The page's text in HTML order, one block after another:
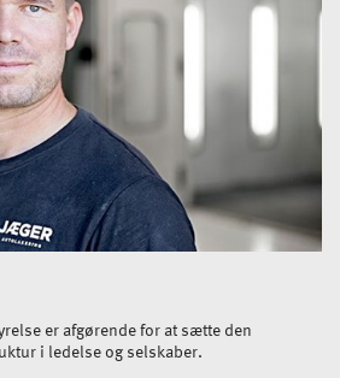
er afgørende for at sætte den
i ledelse og selskaber.